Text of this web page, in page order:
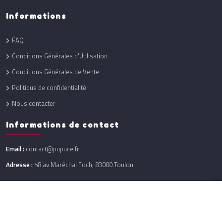
Informations
FAQ
Conditions Générales d'Utilisation
Conditions Générales de Vente
Politique de confidentialité
Nous contacter
Informations de contact
Email : contact@pupuce.fr
Adresse : 58 av Maréchal Foch, 83000 Toulon